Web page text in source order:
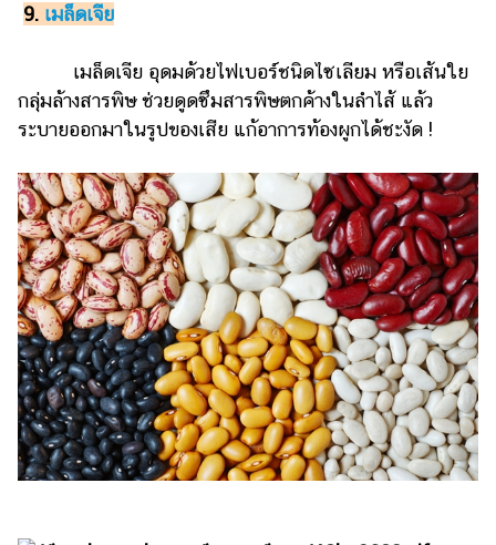
9. เมล็ดเจีย
เมล็ดเจีย อุดมด้วยไฟเบอร์ชนิดไซเลียม หรือเส้นใย
กลุ่มล้างสารพิษ ช่วยดูดซึมสารพิษตกค้างในลำไส้ แล้ว
ระบายออกมาในรูปของเสีย แก้อาการท้องผูกได้ชะงัด !